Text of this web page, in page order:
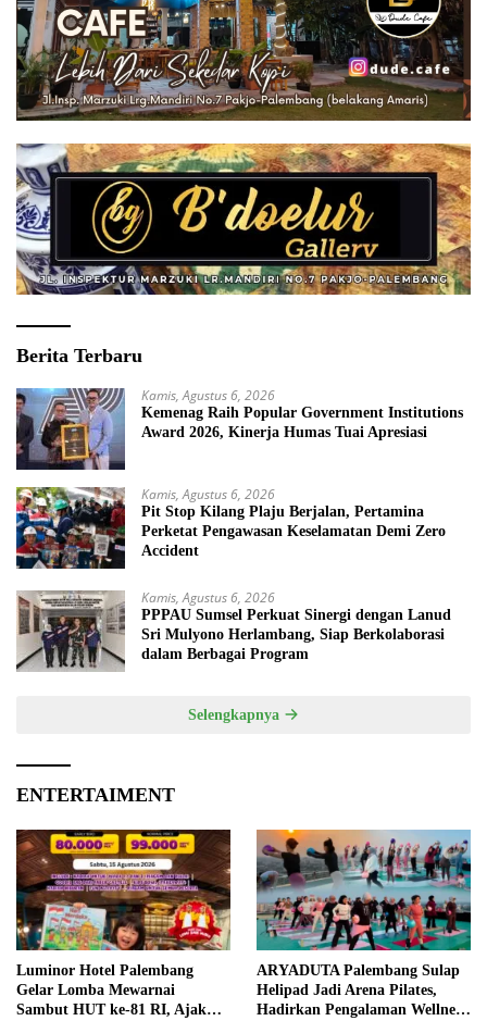
Berita Terbaru
Kamis, Agustus 6, 2026
Kemenag Raih Popular Government Institutions
Award 2026, Kinerja Humas Tuai Apresiasi
Kamis, Agustus 6, 2026
Pit Stop Kilang Plaju Berjalan, Pertamina
Perketat Pengawasan Keselamatan Demi Zero
Accident
Kamis, Agustus 6, 2026
PPPAU Sumsel Perkuat Sinergi dengan Lanud
Sri Mulyono Herlambang, Siap Berkolaborasi
dalam Berbagai Program
Selengkapnya
ENTERTAIMENT
Luminor Hotel Palembang
Gelar Lomba Mewarnai
Sambut HUT ke-81 RI, Ajak
ARYADUTA Palembang Sulap
Helipad Jadi Arena Pilates,
Hadirkan Pengalaman Wellness